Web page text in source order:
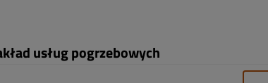
usług pogrzebowych